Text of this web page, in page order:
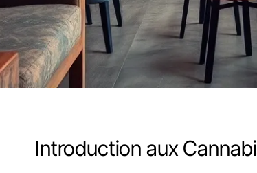
Introduction aux